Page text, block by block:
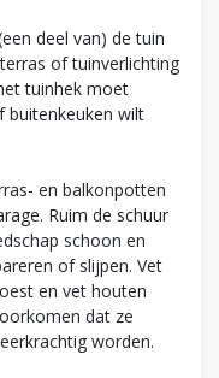
deel van) de tuin
of tuinverlichting
tuinhek moet
buitenkeuken wilt
en balkonpotten
Ruim de schuur
schoon en
of slijpen. Vet
en vet houten
dat ze
worden.